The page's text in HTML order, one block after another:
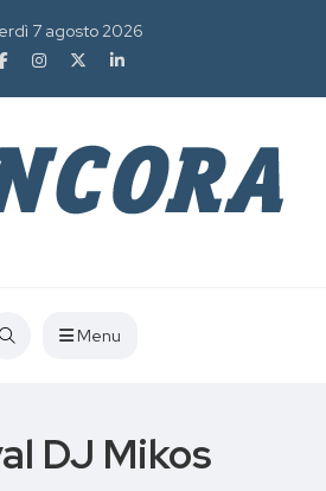
7 agosto 2026
Menu
DJ Mikos